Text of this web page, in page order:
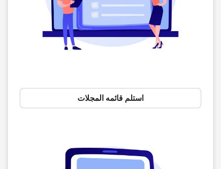
استلم قائمه المجلات